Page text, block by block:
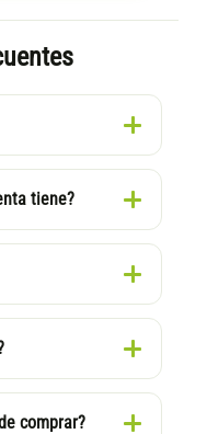
tiene?
comprar?